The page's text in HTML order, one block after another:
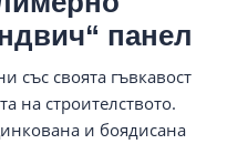
панел
със своята гъвкавост
на строителството.
и боядисана